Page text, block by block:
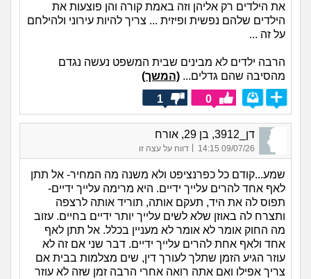
את הילדים רק אליהן וזה באמת קורה והן פוצעות את
הילדים שלהם נפשית ופיזית ... צריך להיות עירוני ולהילחם
על זה ...
הרבה ילדים לא מבינים שבית המשפט נעשה נגדם
מהסיבה שהם גדלים... (המשך)
0
1
דן_3912, בן 29, אורח
09/07/26 14:15 דווח על עצה זו
שמע...קודם כל כפרנציפט ולא משנה מה המחיר- אל תתן
לאף אחד להרים עלייך ידיים. היא מרימה עלייך ידיים-
תפוס לה את היד, תעקם אותה, תוריד אותה לרצפה
ותצרח לה באוזן שלא לשים עלייך יותר ידיים בחיים. עזוב
מה החוק אומר לא אומר לא מעניין בכלל. אל תתן לאף
אחד ולאף אחת להרים עלייך ידיים. דבר שני אם זה לא
עוזר הגיע הזמן שתלך לעורך דין, שים מצלמות בבית אם
צריך אפילו ואם אתה רואה אחרי הרבה זמן שזה לא עוזר